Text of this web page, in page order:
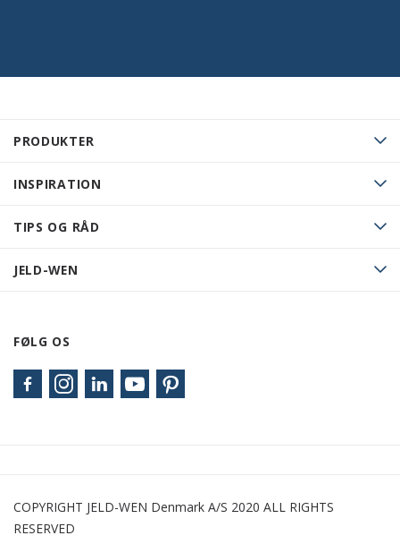
PRODUKTER
INSPIRATION
TIPS OG RÅD
JELD-WEN
FØLG OS
COPYRIGHT JELD-WEN Denmark A/S 2020 ALL RIGHTS
RESERVED